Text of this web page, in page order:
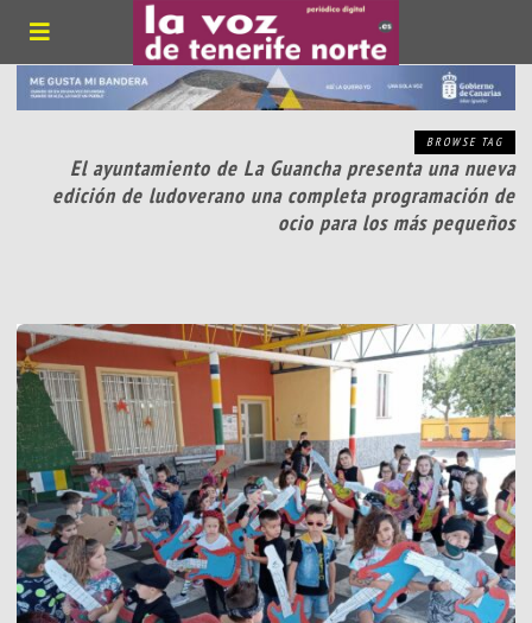
BROWSE TAG
El ayuntamiento de La Guancha presenta una nueva
edición de ludoverano una completa programación de
ocio para los más pequeños